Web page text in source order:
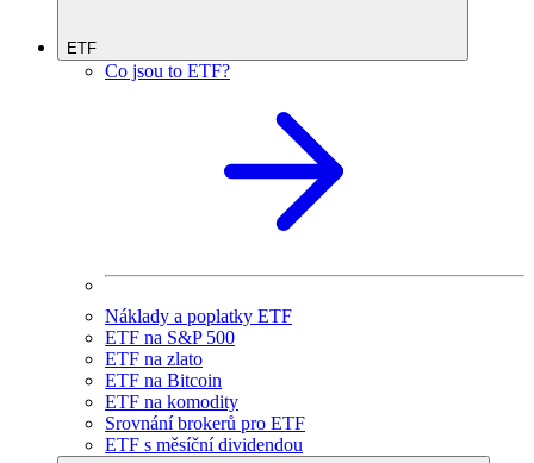
ETF
Co jsou to ETF?
Náklady a poplatky ETF
ETF na S&P 500
ETF na zlato
ETF na Bitcoin
ETF na komodity
Srovnání brokerů pro ETF
ETF s měsíční dividendou